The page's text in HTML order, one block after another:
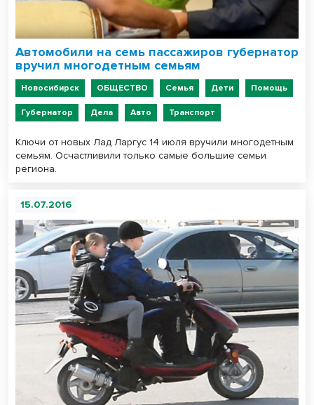
Автомобили на семь пассажиров губернатор
вручил многодетным семьям
Новосибирск ОБЩЕСТВО Семья Дети Помощь
Губернатор Дела Авто Транспорт
Ключи от новых Лад Ларгус 14 июля вручили многодетным
семьям. Осчастливили только самые большие семьи
региона.
15.07.2016